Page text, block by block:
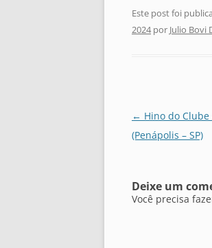
Este post foi
2024por Julio Bovi
Navegação
de
← Hino do
(Penápolis – SP)
Deixe um
Você precisa